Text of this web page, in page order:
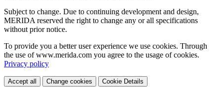
Subject to change. Due to continuing development and design,
MERIDA reserved the right to change any or all specifications
without prior notice.
To provide you a better user experience we use cookies. Through
the use of www.merida.com you agree to the usage of cookies.
Privacy policy
Accept all Change cookies Cookie Details